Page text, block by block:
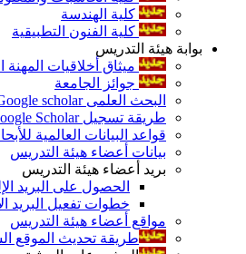
كلية الهندسة
كلية الفنون التطبيقية
بوابة هيئة التدريس
ميثاق أخلاقيات
جوائز الجامعة
البحث العلمى Google scholar
طريقة تسجيل Google Scholar
قواعد البيانات العالمية
بيانات أعضاء هيئة التدريس
بريد أعضاء هيئة التدريس
الحصول على البريد
خطوات تفعيل البريد
مواقع أعضاء هيئة التدريس
طريقة تحديث الموقع